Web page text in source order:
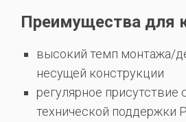
Преимущества для
высокий темп монтажа/
несущей конструкции
регулярное присутствие
технической поддержки